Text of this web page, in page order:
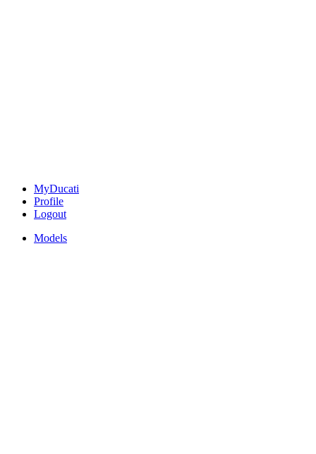
MyDucati
Profile
Logout
Models